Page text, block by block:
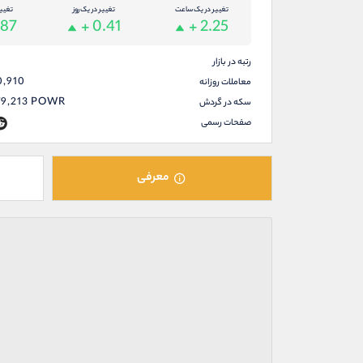
تغییر در یک ساعت
+ 2.25
تغییر در یک روز
+ 0.41
رتبه در بازار
معاملات روزانه
سکه در گردش POWR
صفحات رسمی
معرفی